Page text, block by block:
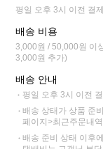
평일 오후 3시 이전 결
배송 비용
3,000원 / 50,000원 이
3,000원 추가)
배송 안내
평일 오후 3시 이전
배송 상태가 상품 준
페이지>최근주문내
배송 준비 상태 이후